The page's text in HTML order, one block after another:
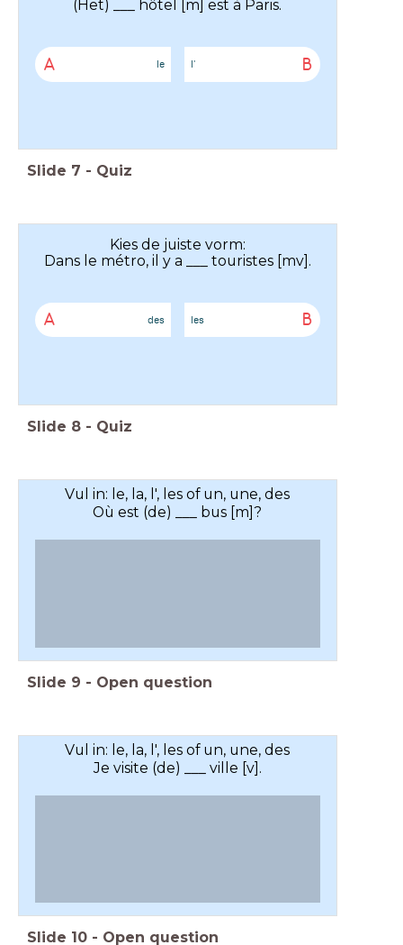
(Het) ___ hôtel [m] est à Paris.
A le B
l'
Slide 7 - Quiz
Kies de juiste vorm:
Dans le métro, il y a ___ touristes [mv].
A des B
les
Slide 8 - Quiz
Vul in: le, la, l', les of un, une, des
Où est (de) ___ bus [m]?
Slide 9 - Open question
Vul in: le, la, l', les of un, une, des
Je visite (de) ___ ville [v].
Slide 10 - Open question